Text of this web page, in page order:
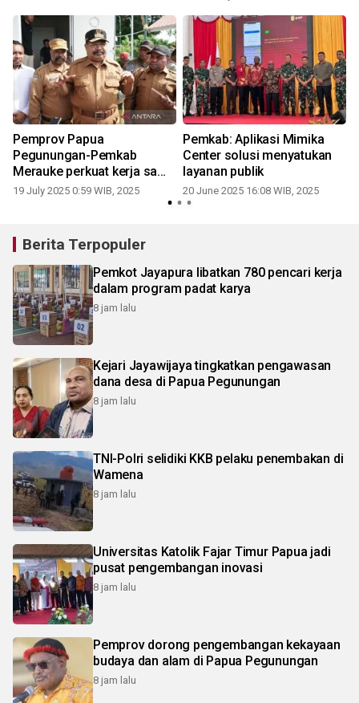
Pemprov Papua
Pegunungan-Pemkab
Merauke perkuat kerja sama
pertanian
19 July 2025 0:59 WIB, 2025
Pemkab: Aplikasi Mimika
Center solusi menyatukan
layanan publik
20 June 2025 16:08 WIB, 2025
Berita Terpopuler
Pemkot Jayapura libatkan 780 pencari kerja
dalam program padat karya
8 jam lalu
Kejari Jayawijaya tingkatkan pengawasan
dana desa di Papua Pegunungan
8 jam lalu
TNI-Polri selidiki KKB pelaku penembakan di
Wamena
8 jam lalu
Universitas Katolik Fajar Timur Papua jadi
pusat pengembangan inovasi
8 jam lalu
Pemprov dorong pengembangan kekayaan
budaya dan alam di Papua Pegunungan
8 jam lalu